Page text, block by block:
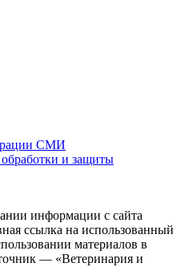
СМИ
и защиты
информации с сайта
ссылка на использованный
материалов в
— «Ветеринария и